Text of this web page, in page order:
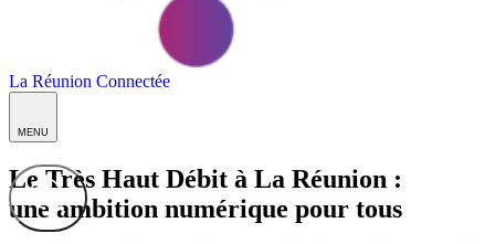
La Réunion Connectée
MENU
Le Très Haut Débit à La Réunion :
une ambition numérique pour tous